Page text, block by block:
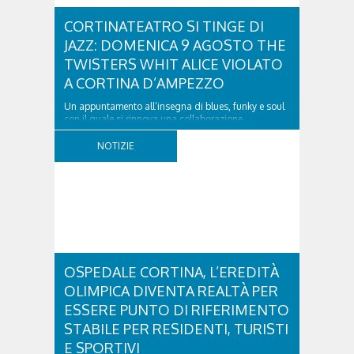
CORTINATEATRO SI TINGE DI
JAZZ: DOMENICA 9 AGOSTO THE
TWISTERS WHIT ALICE VIOLATO
A CORTINA D’AMPEZZO
Un appuntamento all’insegna di blues, funky e soul
con il quale si rinnova una collaborazione
collaudata, quella con il Dolomiti Blues&Soul
Festival. Domenica 9 agosto alle 18.00 in piazza
NOTIZIE
OSPEDALE CORTINA, L’EREDITÀ
OLIMPICA DIVENTA REALTÀ PER
ESSERE PUNTO DI RIFERIMENTO
STABILE PER RESIDENTI, TURISTI
E SPORTIVI